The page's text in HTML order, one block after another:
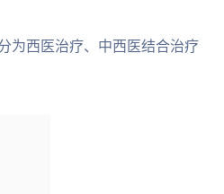
为西医治疗、中西医结合治疗